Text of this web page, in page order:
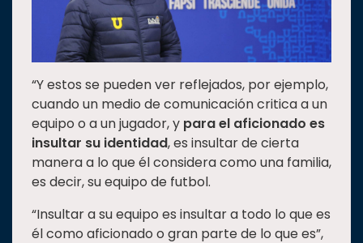
“Y estos se pueden ver reflejados, por ejemplo,
cuando un medio de comunicación critica a un
equipo o a un jugador, y para el aficionado es
insultar su identidad, es insultar de cierta
manera a lo que él considera como una familia,
es decir, su equipo de futbol.
“Insultar a su equipo es insultar a todo lo que es
él como aficionado o gran parte de lo que es”,